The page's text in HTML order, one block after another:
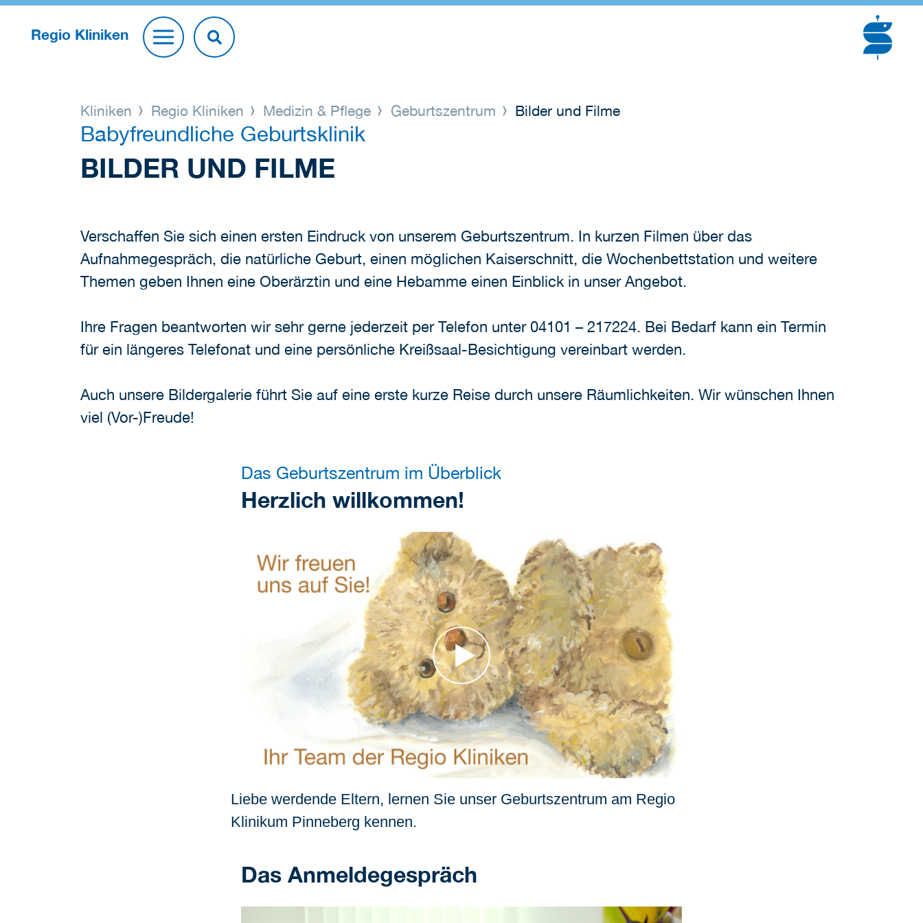
Regio Kliniken
Kliniken Regio Kliniken Medizin & Pflege Geburtszentrum Bilder und Filme
Babyfreundliche Geburtsklinik
BILDER UND FILME
Verschaffen Sie sich einen ersten Eindruck von unserem Geburtszentrum. In kurzen Filmen über das
Aufnahmegespräch, die natürliche Geburt, einen möglichen Kaiserschnitt, die Wochenbettstation und weitere
Themen geben Ihnen eine Oberärztin und eine Hebamme einen Einblick in unser Angebot.
Ihre Fragen beantworten wir sehr gerne jederzeit per Telefon unter 04101 – 217224. Bei Bedarf kann ein Termin
für ein längeres Telefonat und eine persönliche Kreißsaal-Besichtigung vereinbart werden.
Auch unsere Bildergalerie führt Sie auf eine erste kurze Reise durch unsere Räumlichkeiten. Wir wünschen Ihnen
viel (Vor-)Freude!
Das Geburtszentrum im Überblick
Herzlich willkommen!
Liebe werdende Eltern, lernen Sie unser Geburtszentrum am Regio
Klinikum Pinneberg kennen.
Das Anmeldegespräch